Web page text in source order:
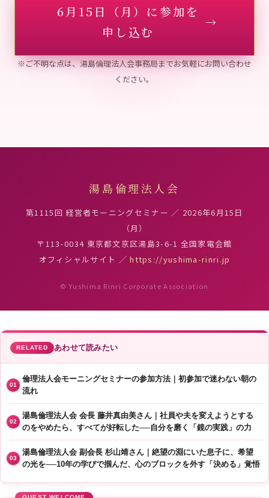
6月15日（月）に参加を
申し込む
→
※ご不明な点は、湯島倫理法人会事務局までお気軽にお問い合わせ
ください。
湯島倫理法人会
第1115回 経営者モーニングセミナー ／ 2026年6月15日
（月）
〒113-0034 東京都文京区湯島3-6-1 全国家電会館
オフィシャルサイト ／https://yushima-rinri.jp
© Yushima Rinri Corporate Association
RELATED あわせて読みたい
01
倫理法人会モーニングセミナーの参加方法｜初参加で迷わない朝の
流れ
02
湯島倫理法人会 会長 藤井真由美さん｜社員や夫を変えようとする
のをやめたら、すべてが好転した──自分を磨く「鏡の実践」の力
03
湯島倫理法人会 副会長 杉山靖さん｜絶望の淵にいた息子に、希望
の光を──10年の学びで掴んだ、心のブロックを外す「決める」覚悟